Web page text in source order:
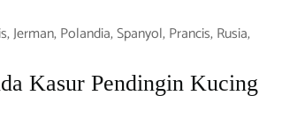
Polandia, Spanyol, Prancis, Rusia,
Kasur Pendingin Kucing